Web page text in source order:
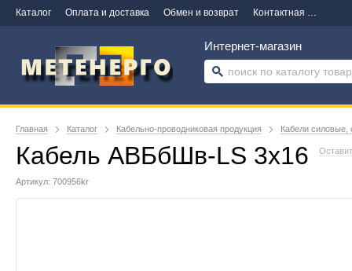
Каталог Оплата и доставка Обмен и возврат Контактная информация
Интернет-магазин
Главная Каталог Кабельно-проводниковая продукция Кабели силовые,
Кабель АВБбШв-LS 3х16
Артикул: 700956kr